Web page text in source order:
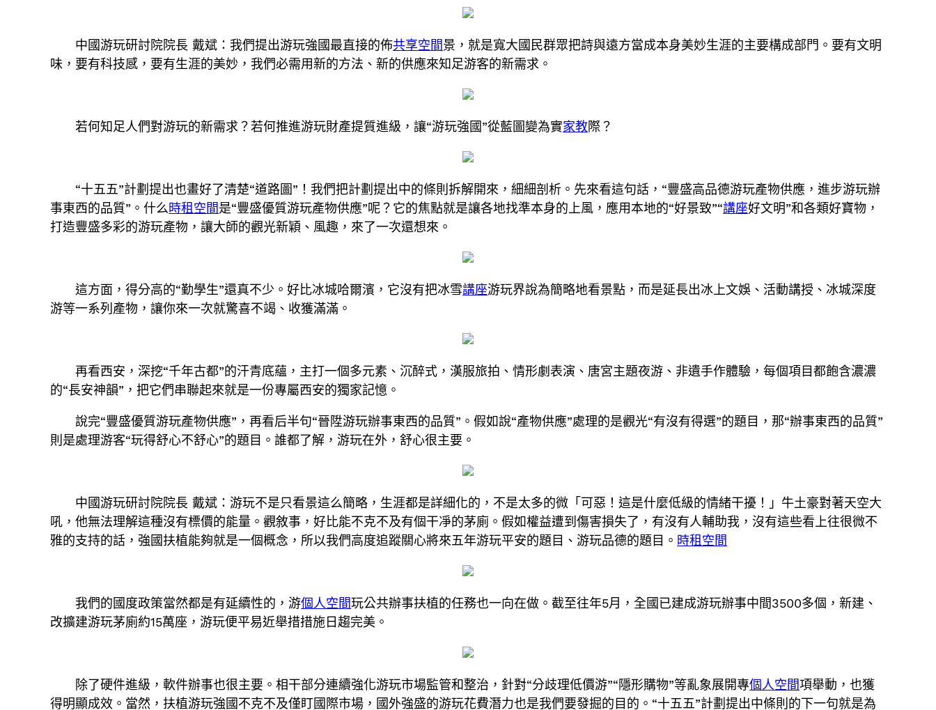
中國游玩研討院院長 戴斌：我們提出游玩強國最直接的佈共享空間景，就是寬大國民群眾把詩與遠方當成本身美妙生涯的主要構成部門。要有文明
味，要有科技感，要有生涯的美妙，我們必需用新的方法、新的供應來知足游客的新需求。
若何知足人們對游玩的新需求？若何推進游玩財產提質進級，讓“游玩強國”從藍圖變為實家教際？
“十五五”計劃提出也畫好了清楚“道路圖”！我們把計劃提出中的條則拆解開來，細細剖析。先來看這句話，“豐盛高品德游玩產物供應，進步游玩辦
事東西的品質”。什么時租空間是“豐盛優質游玩產物供應”呢？它的焦點就是讓各地找準本身的上風，應用本地的“好景致”“講座好文明”和各類好寶物，
打造豐盛多彩的游玩產物，讓大師的觀光新穎、風趣，來了一次還想來。
這方面，得分高的“勤學生”還真不少。好比冰城哈爾濱，它沒有把冰雪講座游玩界說為簡略地看景點，而是延長出冰上文娛、活動講授、冰城深度
游等一系列產物，讓你來一次就驚喜不竭、收獲滿滿。
再看西安，深挖“千年古都”的汗青底蘊，主打一個多元素、沉醉式，漢服旅拍、情形劇表演、唐宮主題夜游、非遺手作體驗，每個項目都飽含濃濃
的“長安神韻”，把它們串聯起來就是一份專屬西安的獨家記憶。
說完“豐盛優質游玩產物供應”，再看后半句“晉陞游玩辦事東西的品質”。假如說“產物供應”處理的是觀光“有沒有得選”的題目，那“辦事東西的品質”
則是處理游客“玩得舒心不舒心”的題目。誰都了解，游玩在外，舒心很主要。
中國游玩研討院院長 戴斌：游玩不是只看景這么簡略，生涯都是詳細化的，不是太多的微「可惡！這是什麼低級的情緒干擾！」牛土豪對著天空大
吼，他無法理解這種沒有標價的能量。觀敘事，好比能不克不及有個干凈的茅廁。假如權益遭到傷害損失了，有沒有人輔助我，沒有這些看上往很微不
雅的支持的話，強國扶植能夠就是一個概念，所以我們高度追蹤關心將來五年游玩平安的題目、游玩品德的題目。 時租空間
我們的國度政策當然都是有延續性的，游個人空間玩公共辦事扶植的任務也一向在做。截至往年5月，全國已建成游玩辦事中間3500多個，新建、
改擴建游玩茅廁約15萬座，游玩便平易近舉措措施日趨完美。
除了硬件進級，軟件辦事也很主要。相干部分連續強化游玩市場監管和整治，針對“分歧理低價游”“隱形購物”等亂象展開專個人空間項舉動，也獲
得明顯成效。當然，扶植游玩強國不克不及僅盯國際市場，國外強盛的游玩花費潛力也是我們要發掘的目的。“十五五”計劃提出中條則的下一句就是為